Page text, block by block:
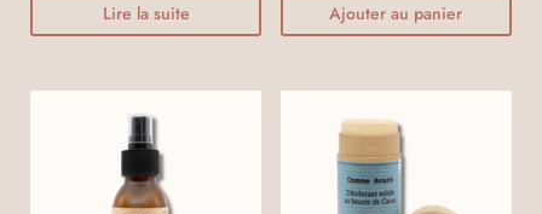
Lire la suite Ajouter au panier